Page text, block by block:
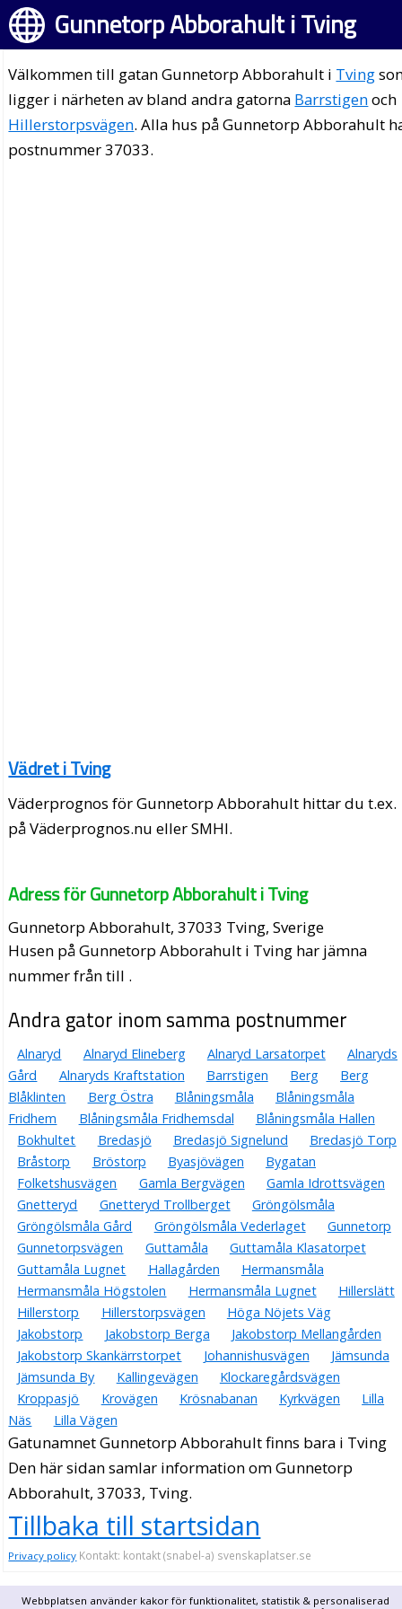
Webbplatsen använder kakor för funktionalitet, statistik & personaliserad
Gunnetorp Abborahult i Tving
Välkommen till gatan Gunnetorp Abborahult i Tving
ligger i närheten av bland andra gatorna Barrstigenoch
Hillerstorpsvägen. Alla hus på Gunnetorp Abborahult
postnummer 37033.
Vädret i Tving
Väderprognos för Gunnetorp Abborahult hittar du t.ex.
på Väderprognos.nu eller SMHI.
Adress för Gunnetorp Abborahult i Tving
Gunnetorp Abborahult, 37033 Tving, Sverige
Husen på Gunnetorp Abborahult i Tving har jämna
nummer från till .
Andra gator inom samma postnummer
Alnaryd Alnaryd Elineberg Alnaryd Larsatorpet
Alnaryds
Gård
Alnaryds Kraftstation Barrstigen Berg
Berg
Blåklinten
Berg Östra Blåningsmåla
Blåningsmåla
Fridhem
Blåningsmåla Fridhemsdal
Blåningsmåla Hallen
Bokhultet
Bredasjö Bredasjö Signelund
Bredasjö Torp
Bråstorp
Bröstorp Byasjövägen
Bygatan
Folketshusvägen
Gamla Bergvägen
Gamla Idrottsvägen
Gnetteryd
Gnetteryd Trollberget
Gröngölsmåla
Gröngölsmåla Gård
Gröngölsmåla Vederlaget
Gunnetorp
Gunnetorpsvägen
Guttamåla
Guttamåla Klasatorpet
Guttamåla Lugnet
Hallagården
Hermansmåla
Hermansmåla Högstolen
Hermansmåla Lugnet
Hillerslätt
Hillerstorp
Hillerstorpsvägen
Höga Nöjets Väg
Jakobstorp
Jakobstorp Berga
Jakobstorp Mellangården
Jakobstorp Skankärrstorpet
Johannishusvägen
Jämsunda
Jämsunda By
Kallingevägen
Klockaregårdsvägen
Kroppasjö
Krovägen Krösnabanan Kyrkvägen
Lilla
Näs
Lilla Vägen
Gatunamnet Gunnetorp Abborahult finns bara i Tving
Den här sidan samlar information om Gunnetorp
Abborahult, 37033, Tving.
Tillbaka till startsidan
Privacy policy Kontakt: kontakt (snabel-a) svenskaplatser.se